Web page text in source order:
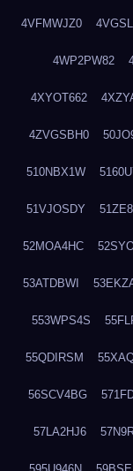
4VFMWJZ0
4WP2PW82
4XYOT662
4ZVGSBH0
510NBX1W
51VJOSDY
52MOA4HC
53ATDBWI
553WPS4S
55QDIRSM
56SCV4BG
57LA2HJ6